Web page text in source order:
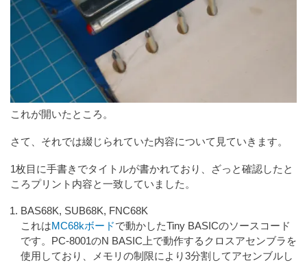
これが開いたところ。
さて、それでは綴じられていた内容について見ていきます。
1枚目に手書きでタイトルが書かれており、ざっと確認したと
ころプリント内容と一致していました。
BAS68K, SUB68K, FNC68K
これはMC68kボードで動かしたTiny BASICのソースコード
です。PC-8001のN BASIC上で動作するクロスアセンブラを
使用しており、メモリの制限により3分割してアセンブルし